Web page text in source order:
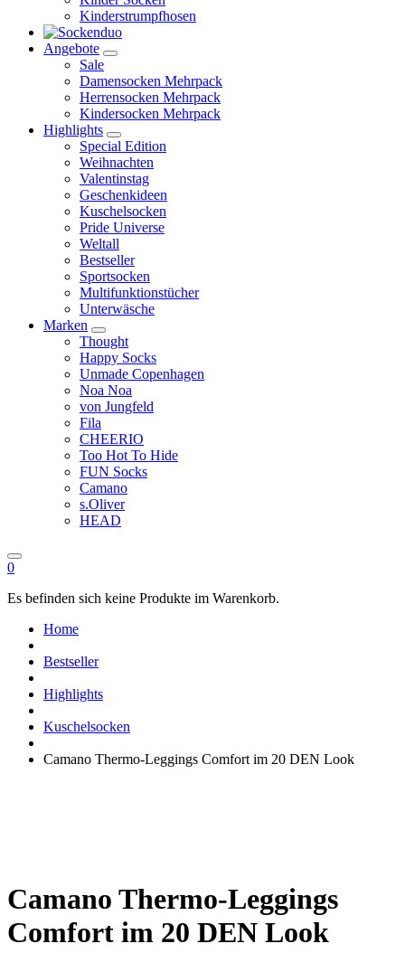
Kinderstrumpfhosen
Angebote
Sale
Damensocken Mehrpack
Herrensocken Mehrpack
Kindersocken Mehrpack
Highlights
Special Edition
Weihnachten
Valentinstag
Geschenkideen
Kuschelsocken
Pride Universe
Weltall
Bestseller
Sportsocken
Multifunktionstücher
Unterwäsche
Marken
Thought
Happy Socks
Unmade Copenhagen
Noa Noa
von Jungfeld
Fila
CHEERIO
Too Hot To Hide
FUN Socks
Camano
s.Oliver
HEAD
0
Es befinden sich keine Produkte im Warenkorb.
Home
Bestseller
Highlights
Kuschelsocken
Camano Thermo-Leggings Comfort im 20 DEN Look
Camano Thermo-Leggings
Comfort im 20 DEN Look